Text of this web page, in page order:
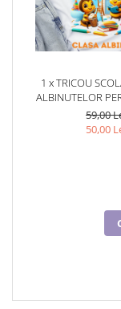
1 x TRICOU
ALBINUTELOR
PENTRU
SCOALA SAU
59,00
50,00